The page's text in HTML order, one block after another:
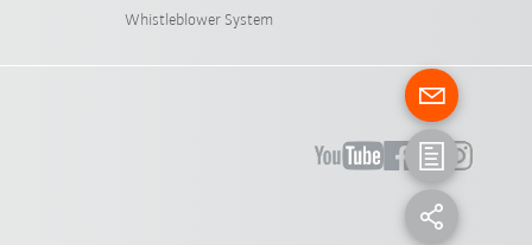
Whistleblower System